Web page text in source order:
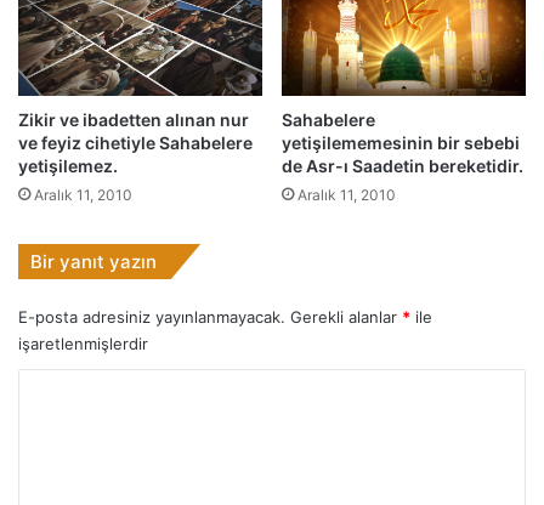
l
u
ş
a
n
i
h
t
l
:
-
M
Zikir ve ibadetten alınan nur
ve feyiz cihetiyle Sahabelere
yetişilemez.
Aralık 11, 2010
Sahabelere
yetişilememesinin bir sebebi
de Asr-ı Saadetin bereketidir.
Aralık 11, 2010
Bir yanıt yazın
E-posta adresiniz yayınlanmayacak. Gerekli alanlar * ile
işaretlenmişlerdir